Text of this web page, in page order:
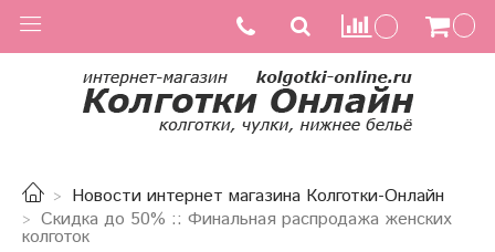
Новости интернет магазина Колготки-Онлайн
Скидка до 50% :: Финальная распродажа женских
колготок